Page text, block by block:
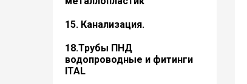
15. Канализация.
18.Трубы ПНД
водопроводные и фитинги
ITAL